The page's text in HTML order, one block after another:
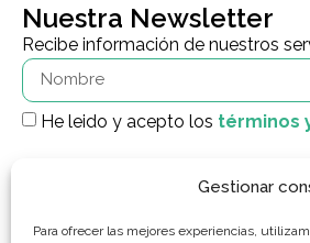
Gestionar
Para ofrecer las mejores experiencias,
Nuestra Newsletter
Recibe información de nuestros
He leido y acepto los términos